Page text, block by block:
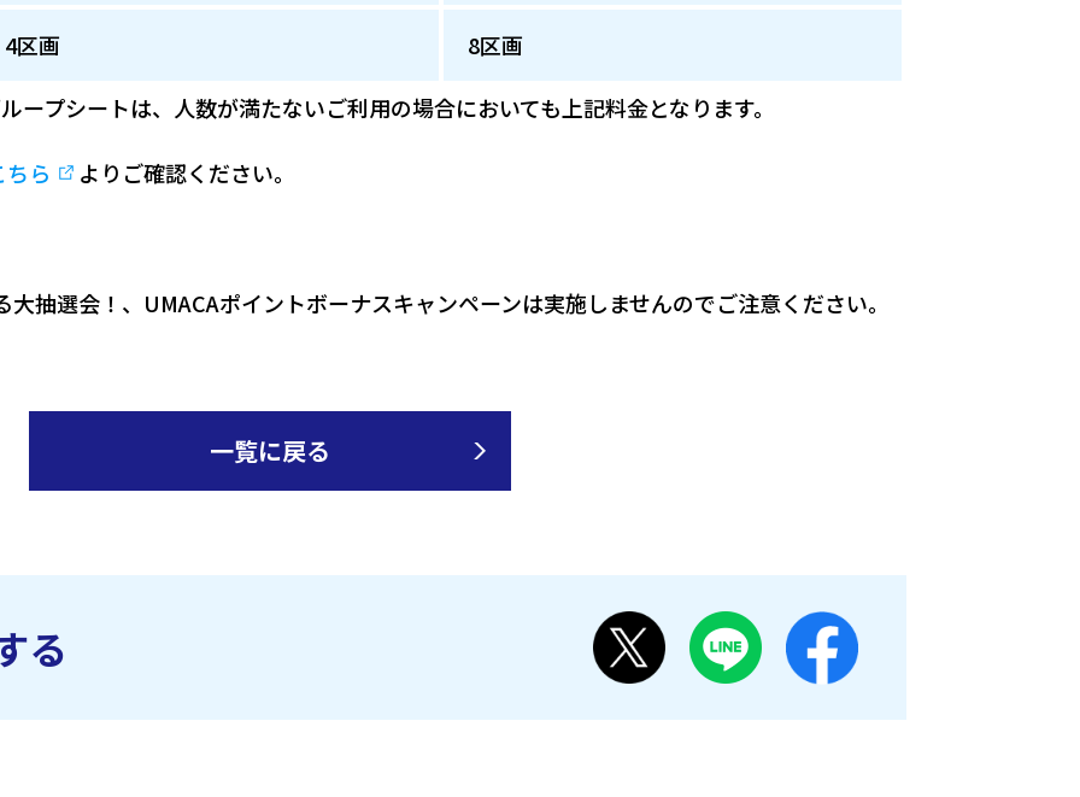
4区画
8区画
プシートは、人数が満たないご利用の場合においても上記料金となります。
ちら よりご確認ください。
抽選会！、UMACAポイントボーナスキャンペーンは実施しませんのでご注意ください。
一覧に戻る
る